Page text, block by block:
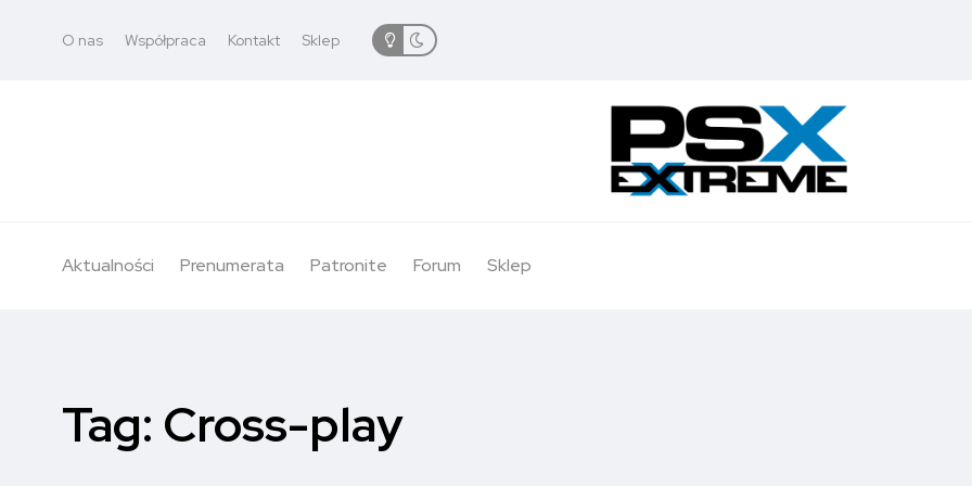
O nas Współpraca Kontakt Sklep
Aktualności Prenumerata Patronite Forum Sklep
Tag: Cross-play